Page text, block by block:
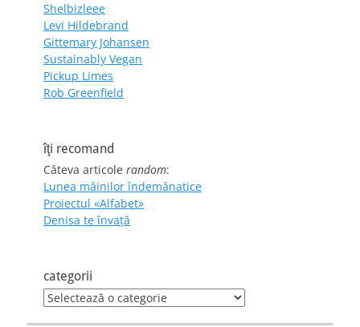
Shelbizleee
Levi Hildebrand
Gittemary Johansen
Sustainably Vegan
Pickup Limes
Rob Greenfield
îţi recomand
Câteva articole random:
Lunea mâinilor îndemânatice
Proiectul «Alfabet»
Denisa te învaţă
categorii
categorii